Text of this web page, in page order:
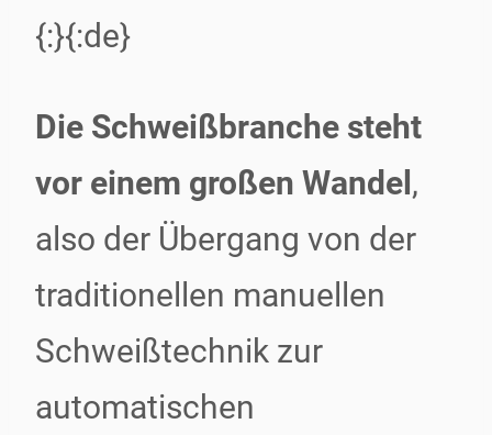
{:}{:de}
Die Schweißbranche steht
vor einem großen Wandel ,
also der Übergang von der
traditionellen manuellen
Schweißtechnik zur
automatischen